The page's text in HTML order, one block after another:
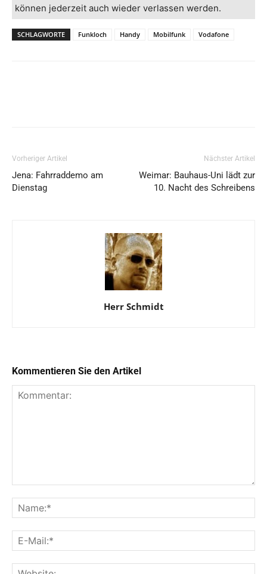
können jederzeit auch wieder verlassen werden.
SCHLAGWORTE Funkloch Handy Mobilfunk Vodafone
Vorheriger Artikel
Jena: Fahrraddemo am
Dienstag
Nächster Artikel
Weimar: Bauhaus-Uni lädt zur
10. Nacht des Schreibens
Herr Schmidt
Kommentieren Sie den Artikel